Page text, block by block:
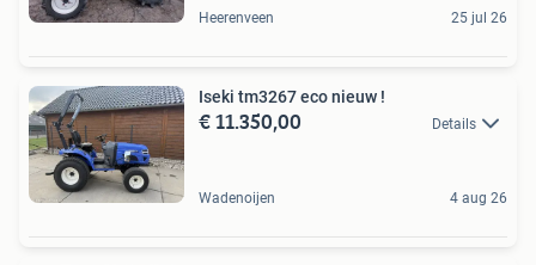
Heerenveen 25 jul 26
Iseki tm3267 eco nieuw !
€ 11.350,00 Details
Wadenoijen 4 aug 26